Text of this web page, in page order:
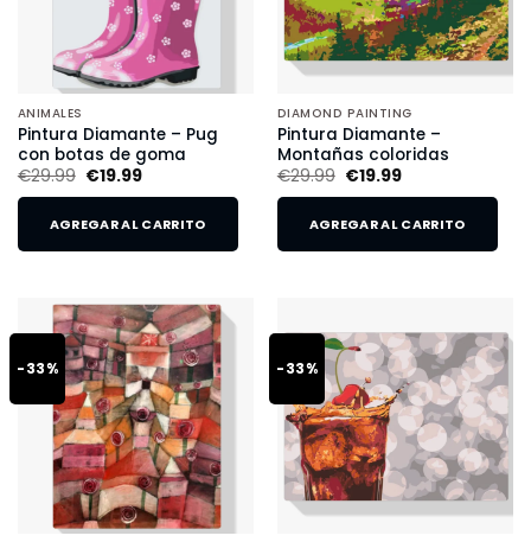
ANIMALES
Pintura Diamante – Pug
con botas de goma
€29.99 €19.99
AGREGAR AL CARRITO
DIAMOND PAINTING
Pintura Diamante –
Montañas coloridas
€29.99 €19.99
AGREGAR AL CARRITO
-33% -33%